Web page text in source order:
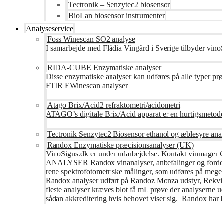
Tectronik – Senzytec2 biosensor
BioLan biosensor instrumenter
Analyseservice
Foss Winescan SO2 analyse
I samarbejde med Flädia Vingård i Sverige tilbyder
RIDA-CUBE Enzymatiske analyser
Disse enzymatiske analyser kan udføres på alle typer
FTIR EWinescan analyser
Atago Brix/Acid2 refraktometri/acidometri
ATAGO’s digitale Brix/Acid apparat er en
Tectronik Senzytec2 Biosensor ethanol og æblesyre
Randox Enzymatiske præcisionsanalyser (UK)
VinoSigns.dk er under udarbejdelse. Kontakt
ANALYSER Randox vinanalyser, anbefalinger og
rene spektrofotometriske målinger, som udføres på
Randox analyser udført på Randoz Monza udstyr,
fleste analyser kræves blot få mL prøve der analyserne
sådan akkreditering hvis behovet viser sig. Randox